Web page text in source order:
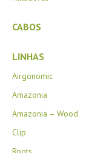
CABOS
LINHAS
Airgonomic
Amazonia
Amazonia – Wood
Clip